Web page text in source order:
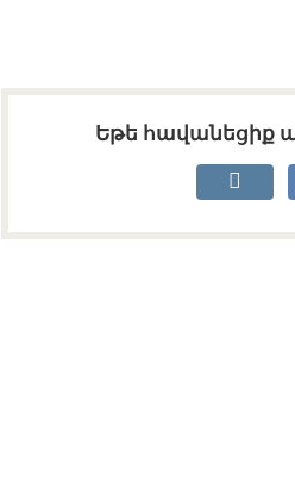
Եթե հավանեցիք